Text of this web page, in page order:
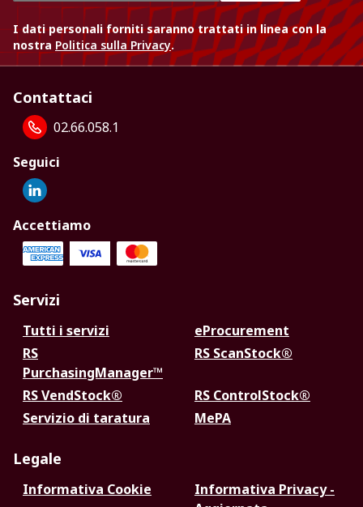
I dati personali forniti saranno trattati in linea con la
nostra Politica sulla Privacy.
Contattaci
02.66.058.1
Seguici
Accettiamo
Servizi
Tutti i servizi
eProcurement
RS
PurchasingManager™
RS ScanStock®
RS VendStock®
RS ControlStock®
Servizio di taratura
MePA
Legale
Informativa Cookie
Informativa Privacy -